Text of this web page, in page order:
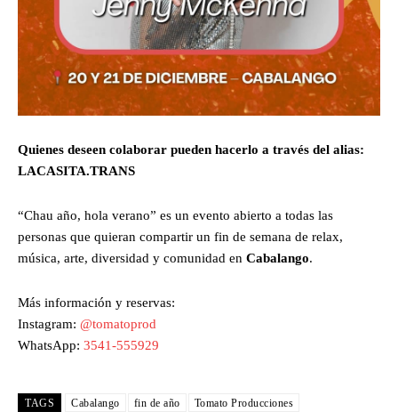
Quienes deseen colaborar pueden hacerlo a través del alias:
LACASITA.TRANS
“Chau año, hola verano” es un evento abierto a todas las
personas que quieran compartir un fin de semana de relax,
música, arte, diversidad y comunidad en Cabalango.
Más información y reservas:
Instagram: @tomatoprod
WhatsApp: 3541-555929
TAGS Cabalango fin de año Tomato Producciones